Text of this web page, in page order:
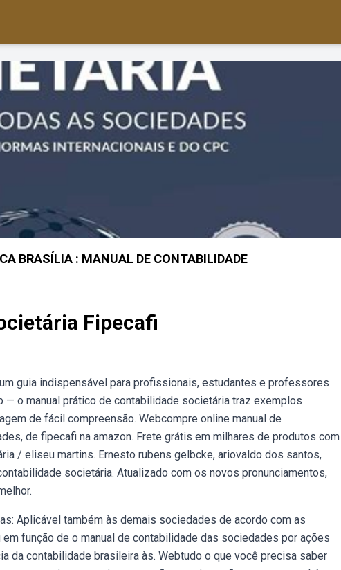
BRASÍLIA : MANUAL DE CONTABILIDADE
Fipecafi
guia indispensável para profissionais, estudantes e professores
o manual prático de contabilidade societária traz exemplos
de fácil compreensão. Webcompre online manual de
de fipecafi na amazon. Frete grátis em milhares de produtos com
/ eliseu martins. Ernesto rubens gelbcke, ariovaldo dos santos,
societária. Atualizado com os novos pronunciamentos,
Aplicável também às demais sociedades de acordo com as
função de o manual de contabilidade das sociedades por ações
da contabilidade brasileira às. Webtudo o que você precisa saber